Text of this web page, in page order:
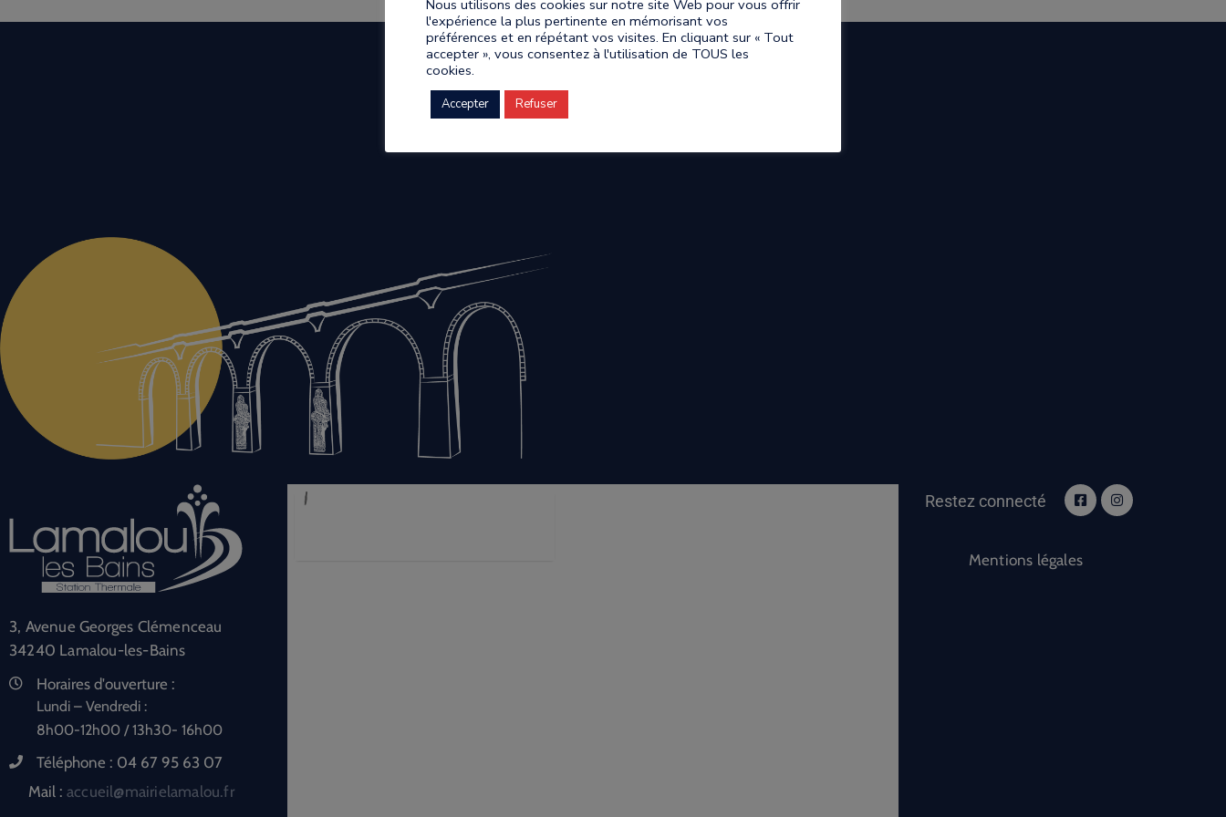
3, Avenue Georges Clémenceau
34240 Lamalou-les-Bains
Horaires d'ouverture :
Lundi – Vendredi :
8h00-12h00 / 13h30- 16h00
Téléphone : 04 67 95 63 07
Mail : accueil@mairielamalou.fr
Restez connecté
Mentions légales
Nous utilisons des cookies sur notre site Web pour vous offrir
l'expérience la plus pertinente en mémorisant vos
préférences et en répétant vos visites. En cliquant sur « Tout
accepter », vous consentez à l'utilisation de TOUS les
cookies.
Accepter Refuser